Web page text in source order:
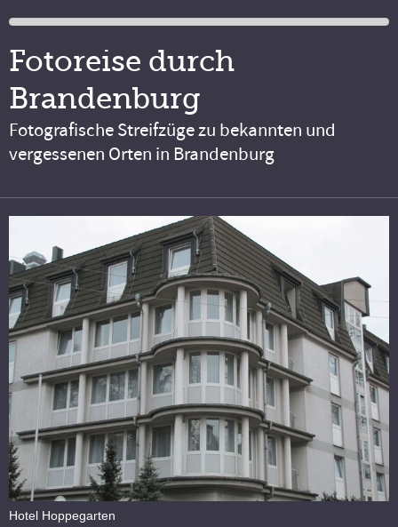
Fotoreise durch
Brandenburg
Fotografische Streifzüge zu bekannten und
vergessenen Orten in Brandenburg
Hotel Hoppegarten